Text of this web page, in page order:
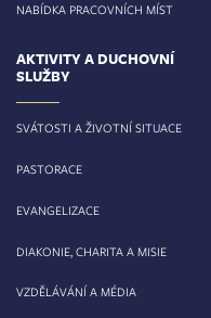
NABÍDKA PRACOVNÍCH MÍST
AKTIVITY A DUCHOVNÍ
SLUŽBY
SVÁTOSTI A ŽIVOTNÍ SITUACE
PASTORACE
EVANGELIZACE
DIAKONIE, CHARITA A MISIE
VZDĚLÁVÁNÍ A MÉDIA